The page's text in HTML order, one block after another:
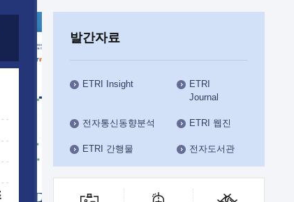
인공지능안전연구소
우주항공반도체전략연구단
대경권연구본부
호남권연구본부
기획본부
사업화본부
행정본부
대외협력부
ETRI CI
발간자료
ETRI Insight
ETRI
Journal
전자통신동향분석 ETRI 웹진
ETRI 간행물 전자도서관